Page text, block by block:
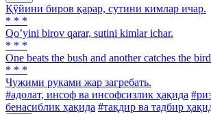
Қўйини биров қарар, сутини кимлар ичар.
* * *
Qoʼyini birov qarar, sutini kimlar ichar.
* * *
One beats the bush and another catches the
* * *
Чужими руками жар загребать.
#адолат, инсоф ва инсофсизлик ҳақида
бенасиблик ҳақида #тақдир ва тадбир